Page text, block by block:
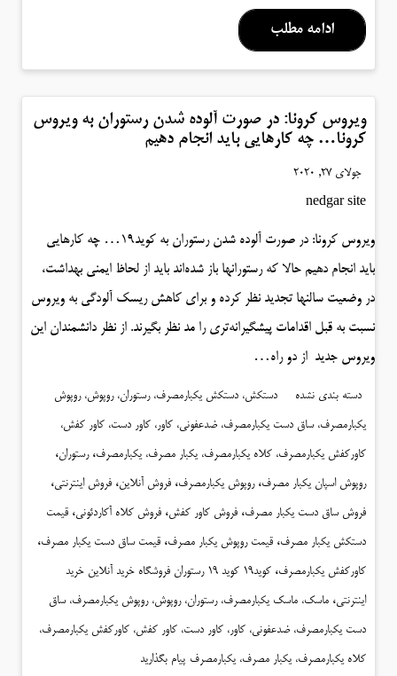
ادامه مطلب
ویروس کرونا: در صورت آلوده شدن رستوران به ویروس
کرونا… چه کارهایی باید انجام دهیم
جولای 27, 2020
nedgar site
ویروس کرونا: در صورت آلوده شدن رستوران به کوید۱۹… چه کارهایی
باید انجام دهیم حالا که رستورانها باز شده‌اند باید از لحاظ ایمنی بهداشت،
در وضعیت سالنها تجدید نظر کرده و برای کاهش ریسک آلودگی به ویروس
نسبت به قبل اقدامات پیشگیرانه‌تری را مد نظر بگیرند. از نظر دانشمندان این
ویروس جدید از دو راه…
دسته بندی نشده دستکش، دستکش یکبارمصرف، رستوران، روپوش، روپوش
یکبارمصرف، ساق دست یکبارمصرف، ضدعفونی، کاور، کاور دست، کاور کفش،
کاورکفش یکبارمصرف، کلاه یکبارمصرف، یکبار مصرف، یکبارمصرف،رستوران،
روپوش اسپان یکبار مصرف،روپوش یکبارمصرف، فروش آنلاین، فروش اینترنتی،
فروش ساق دست یکبار مصرف، فروش کاور کفش، فروش کلاه آکاردئونی، قیمت
دستکش یکبار مصرف، قیمت روپوش یکبار مصرف، قیمت ساق دست یکبار مصرف،
کاورکفش یکبارمصرف، کوید19 کوید 19 رستوران فروشگاه خرید آنلاین خرید
اینترنتی، ماسک، ماسک یکبارمصرف، رستوران، روپوش، روپوش یکبارمصرف، ساق
دست یکبارمصرف، ضدعفونی، کاور، کاور دست، کاور کفش، کاورکفش یکبارمصرف،
کلاه یکبارمصرف، یکبار مصرف، یکبارمصرف پیام بگذارید